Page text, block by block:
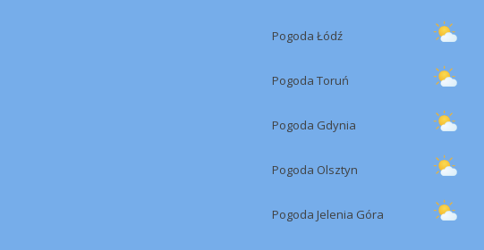
Pogoda Łódź
Pogoda Toruń
Pogoda Gdynia
Pogoda Olsztyn
Pogoda Jelenia Góra